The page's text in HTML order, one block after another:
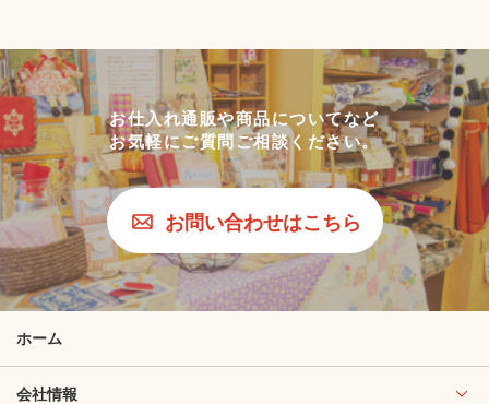
お仕入れ通販や商品についてなど
お気軽にご質問ご相談ください。
お問い合わせはこちら
ホーム
会社情報